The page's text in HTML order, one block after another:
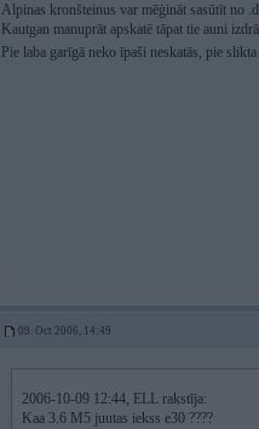
Alpinas kronšteinus var mēģināt sasūtīt no
Kautgan manuprāt apskatē tāpat tie auni
Pie laba garīgā neko īpaši neskatās, pie
09. Oct 2006, 14:49
2006-10-09 12:44, ELL rakstīja:
Kaa 3.6 M5 juutas iekss e30 ????